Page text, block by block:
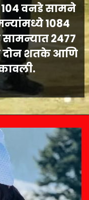
वनडे सामने
1084
2477
दोन शतके आणि